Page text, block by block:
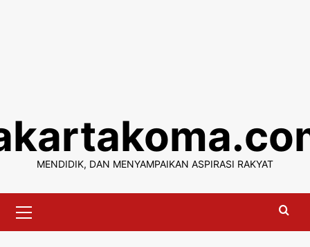
content
MENDIDIK, DAN MENYAMPAIKAN ASPIRASI RAKYAT
Menu